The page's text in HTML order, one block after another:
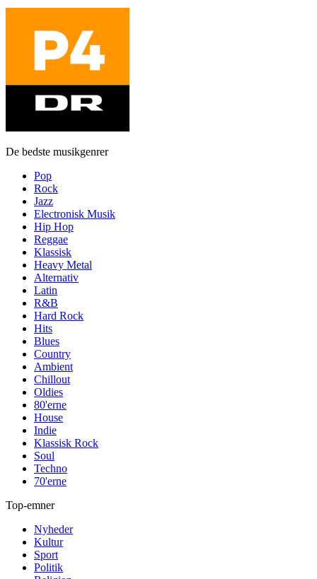
De bedste musikgenrer
Pop
Rock
Jazz
Electronisk Musik
Hip Hop
Reggae
Klassisk
Heavy Metal
Alternativ
Latin
R&B
Hard Rock
Hits
Blues
Country
Ambient
Chillout
Oldies
80'erne
House
Indie
Klassisk Rock
Soul
Techno
70'erne
Top-emner
Nyheder
Kultur
Sport
Politik